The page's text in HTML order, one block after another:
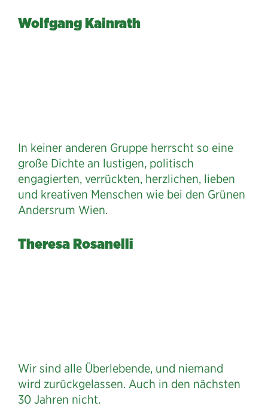
Wolfgang Kainrath
In keiner anderen Gruppe herrscht so eine
große Dichte an lustigen, politisch
engagierten, verrückten, herzlichen, lieben
und kreativen Menschen wie bei den Grünen
Andersrum Wien.
Theresa Rosanelli
Wir sind alle Überlebende, und niemand
wird zurückgelassen. Auch in den nächsten
30 Jahren nicht.